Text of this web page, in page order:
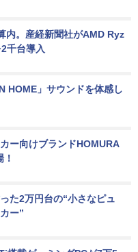
内。産経新聞社がAMD Ryz
千台導入
HOME」サウンドを体感し
ー向けブランドHOMURA
た2万円台の“小さなピュ
ー”